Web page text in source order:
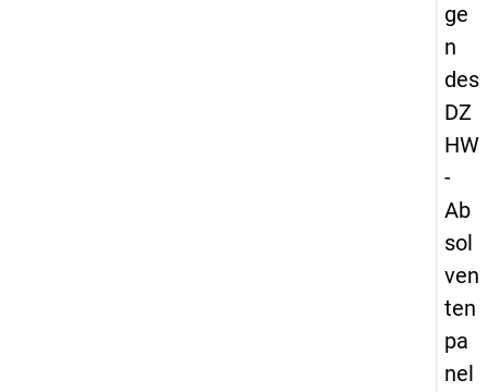
ge
n
des
DZ
HW
-
Ab
sol
ven
ten
pa
nel